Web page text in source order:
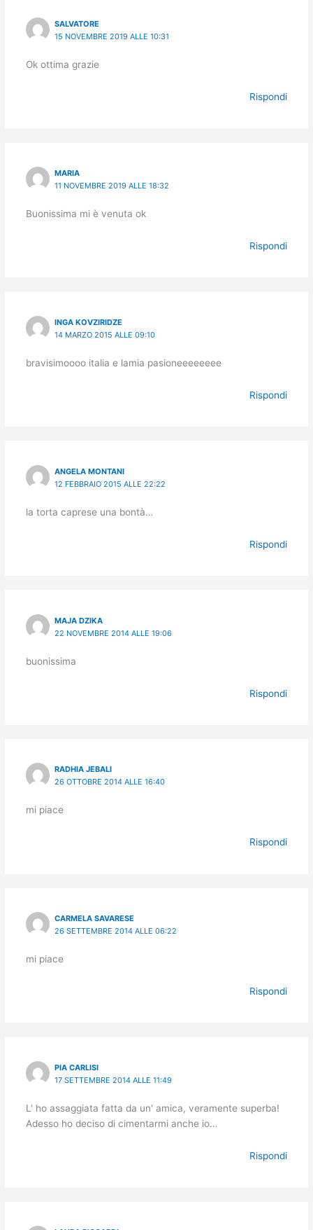
SALVATORE
15 NOVEMBRE 2019 ALLE 10:31
Ok ottima grazie
Rispondi
MARIA
11 NOVEMBRE 2019 ALLE 18:32
Buonissima mi è venuta ok
Rispondi
INGA KOVZIRIDZE
14 MARZO 2015 ALLE 09:10
bravisimoooo italia e lamia pasioneeeeeeee
Rispondi
ANGELA MONTANI
12 FEBBRAIO 2015 ALLE 22:22
la torta caprese una bontà…
Rispondi
MAJA DZIKA
22 NOVEMBRE 2014 ALLE 19:06
buonissima
Rispondi
RADHIA JEBALI
26 OTTOBRE 2014 ALLE 16:40
mi piace
Rispondi
CARMELA SAVARESE
26 SETTEMBRE 2014 ALLE 06:22
mi piace
Rispondi
PIA CARLISI
17 SETTEMBRE 2014 ALLE 11:49
L' ho assaggiata fatta da un' amica, veramente superba!
Adesso ho deciso di cimentarmi anche io…
Rispondi